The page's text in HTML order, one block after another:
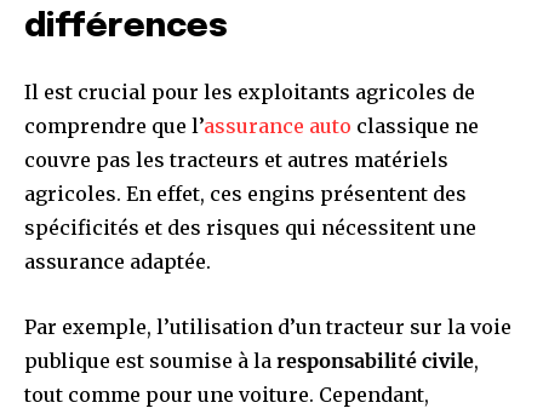
différences
Il est crucial pour les exploitants agricoles de
comprendre que l’assurance auto classique ne
couvre pas les tracteurs et autres matériels
agricoles. En effet, ces engins présentent des
spécificités et des risques qui nécessitent une
assurance adaptée.
Par exemple, l’utilisation d’un tracteur sur la voie
publique est soumise à la responsabilité civile,
tout comme pour une voiture. Cependant,